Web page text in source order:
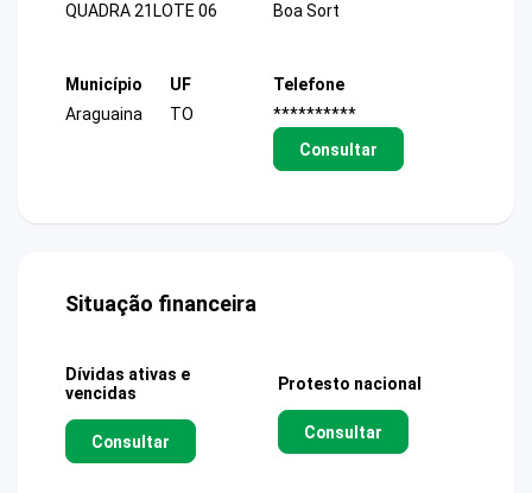
QUADRA 21LOTE 06
Boa Sort
Município
Araguaina
UF
TO
Telefone
**********
Consultar
Situação financeira
Dívidas ativas e
vencidas
Consultar
Protesto nacional
Consultar